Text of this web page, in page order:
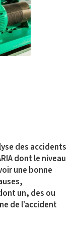
des accidents
dont le niveau
une bonne
un, des ou
de l’accident